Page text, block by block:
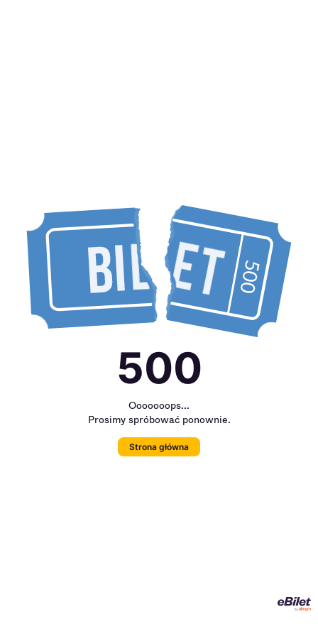
500
Ooooooops...
Prosimy spróbować ponownie.
Strona główna